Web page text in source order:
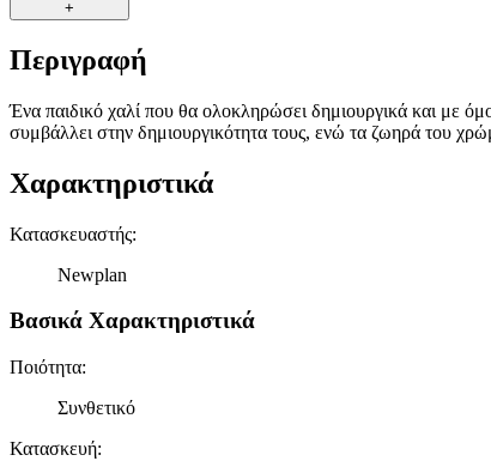
+
Περιγραφή
Ένα παιδικό χαλί που θα ολοκληρώσει δημιουργικά και με
συμβάλλει στην δημιουργικότητα τους, ενώ τα ζωηρά του
Χαρακτηριστικά
Κατασκευαστής:
Newplan
Βασικά Χαρακτηριστικά
Ποιότητα:
Συνθετικό
Κατασκευή: